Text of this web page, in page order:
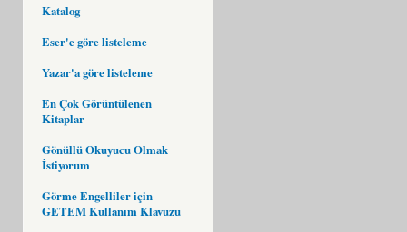
Katalog
Eser'e göre listeleme
Yazar'a göre listeleme
En Çok Görüntülenen
Kitaplar
Gönüllü Okuyucu Olmak
İstiyorum
Görme Engelliler için
GETEM Kullanım Klavuzu